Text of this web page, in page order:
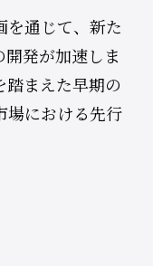
を通じて、新た
発が加速しま
まえた早期の
場における先行